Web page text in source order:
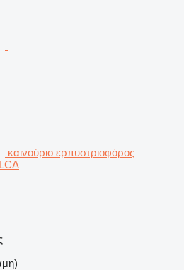
καινούριο ερπυστριοφόρος